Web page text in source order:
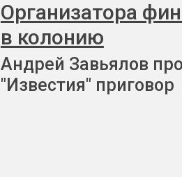
Организатора
в колонию
Андрей Завьялов
"Известия" приговор